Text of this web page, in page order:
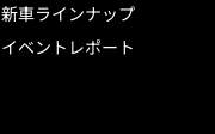
新車ラインナップ
イベントレポート